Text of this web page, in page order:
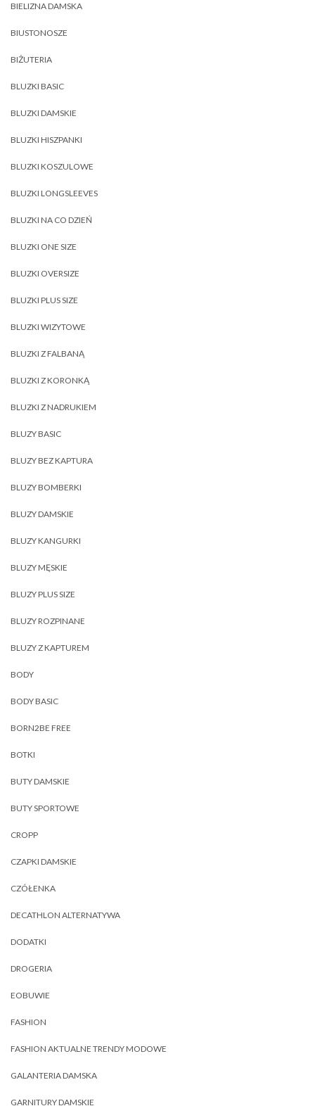
BIELIZNA DAMSKA
BIUSTONOSZE
BIŻUTERIA
BLUZKI BASIC
BLUZKI DAMSKIE
BLUZKI HISZPANKI
BLUZKI KOSZULOWE
BLUZKI LONGSLEEVES
BLUZKI NA CO DZIEŃ
BLUZKI ONE SIZE
BLUZKI OVERSIZE
BLUZKI PLUS SIZE
BLUZKI WIZYTOWE
BLUZKI Z FALBANĄ
BLUZKI Z KORONKĄ
BLUZKI Z NADRUKIEM
BLUZY BASIC
BLUZY BEZ KAPTURA
BLUZY BOMBERKI
BLUZY DAMSKIE
BLUZY KANGURKI
BLUZY MĘSKIE
BLUZY PLUS SIZE
BLUZY ROZPINANE
BLUZY Z KAPTUREM
BODY
BODY BASIC
BORN2BE FREE
BOTKI
BUTY DAMSKIE
BUTY SPORTOWE
CROPP
CZAPKI DAMSKIE
CZÓŁENKA
DECATHLON ALTERNATYWA
DODATKI
DROGERIA
EOBUWIE
FASHION
FASHION AKTUALNE TRENDY MODOWE
GALANTERIA DAMSKA
GARNITURY DAMSKIE